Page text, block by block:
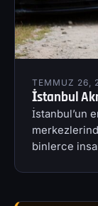
TEMMUZ 26,
İstanbul
İstanbul’un
binlerce